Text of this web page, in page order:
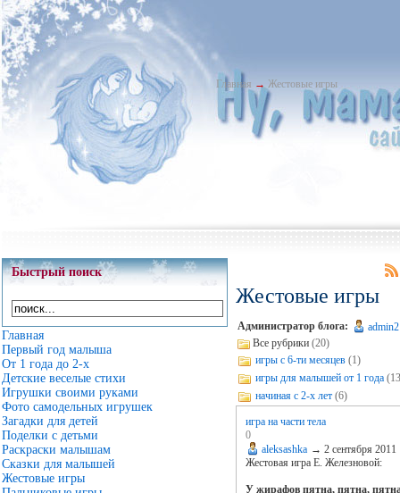
Главная → Жестовые игры
Быстрый поиск
Главная
Первый год малыша
От 1 года до 2-х
Детские веселые стихи
Игрушки своими руками
Фото самодельных игрушек
Загадки для детей
Поделки с детьми
Раскраски малышам
Сказки для малышей
Жестовые игры
Жестовые игры
Администратор блога:
admin2
Все рубрики (20)
игры с 6-ти месяцев (1)
игры для малышей от 1 года
начиная с 2-х лет (6)
игра на части тела
0
aleksashka → 2 сентября 2011
Жестовая игра Е. Железновой:
У жирафов пятна, пятна,